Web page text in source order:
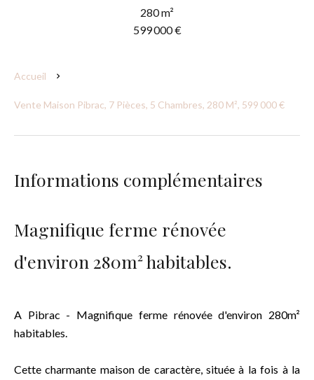
280 m²
599 000 €
Accueil
Vente Maison Pibrac, 7 Pièces, 5 Chambres, 280 M², 599 000 €
Informations complémentaires
Magnifique ferme rénovée
d'environ 280m² habitables.
A Pibrac - Magnifique ferme rénovée d'environ 280m²
habitables.
Cette charmante maison de caractère, située à la fois à la